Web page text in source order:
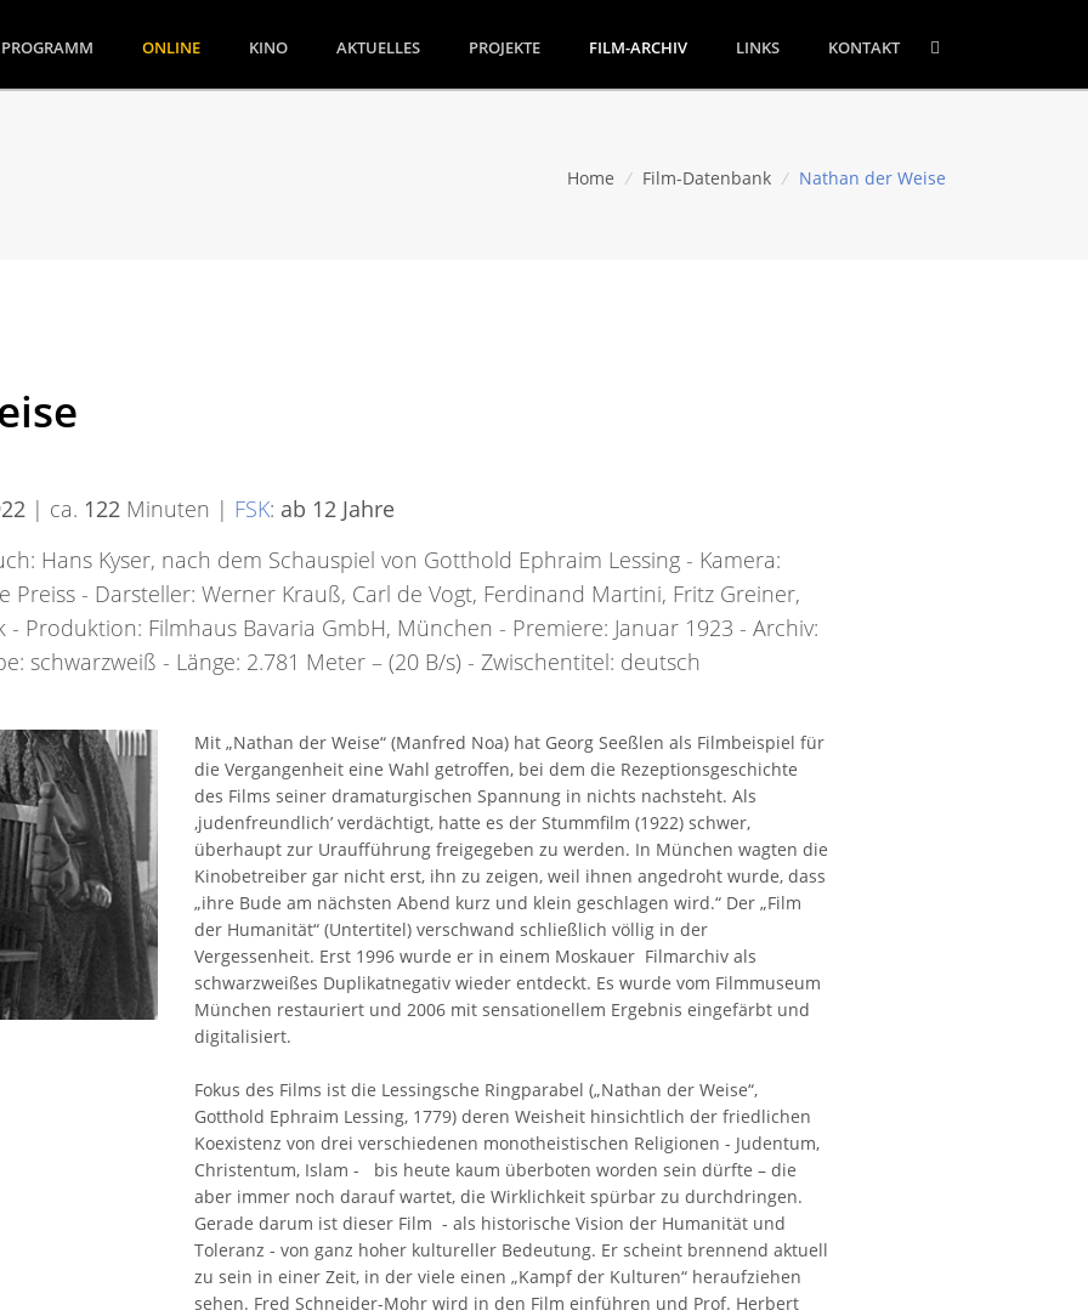
PROGRAMM (CURRENT)ONLINE KINO AKTUELLES PROJEKTE FILM-ARCHIV LINKS KONTAKT
Home / Film-Datenbank / Nathan der Weise
| ca. 122 Minuten | FSK: ab 12 Jahre
Hans Kyser, nach dem Schauspiel von Gotthold Ephraim Lessing - Kamera:
Preiss - Darsteller: Werner Krauß, Carl de Vogt, Ferdinand Martini, Fritz Greiner,
- Produktion: Filmhaus Bavaria GmbH, München - Premiere: Januar 1923 - Archiv:
schwarzweiß - Länge: 2.781 Meter – (20 B/s) - Zwischentitel: deutsch
Mit „Nathan der Weise“ (Manfred Noa) hat Georg Seeßlen als Filmbeispiel für
die Vergangenheit eine Wahl getroffen, bei dem die Rezeptionsgeschichte
des Films seiner dramaturgischen Spannung in nichts nachsteht. Als
‚judenfreundlich’ verdächtigt, hatte es der Stummfilm (1922) schwer,
überhaupt zur Uraufführung freigegeben zu werden. In München wagten die
Kinobetreiber gar nicht erst, ihn zu zeigen, weil ihnen angedroht wurde, dass
„ihre Bude am nächsten Abend kurz und klein geschlagen wird.“ Der „Film
der Humanität“ (Untertitel) verschwand schließlich völlig in der
Vergessenheit. Erst 1996 wurde er in einem Moskauer Filmarchiv als
schwarzweißes Duplikatnegativ wieder entdeckt. Es wurde vom Filmmuseum
München restauriert und 2006 mit sensationellem Ergebnis eingefärbt und
digitalisiert.
Fokus des Films ist die Lessingsche Ringparabel („Nathan der Weise“,
Gotthold Ephraim Lessing, 1779) deren Weisheit hinsichtlich der friedlichen
Koexistenz von drei verschiedenen monotheistischen Religionen - Judentum,
Christentum, Islam - bis heute kaum überboten worden sein dürfte – die
aber immer noch darauf wartet, die Wirklichkeit spürbar zu durchdringen.
Gerade darum ist dieser Film - als historische Vision der Humanität und
Toleranz - von ganz hoher kultureller Bedeutung. Er scheint brennend aktuell
zu sein in einer Zeit, in der viele einen „Kampf der Kulturen“ heraufziehen
sehen. Fred Schneider-Mohr wird in den Film einführen und Prof. Herbert